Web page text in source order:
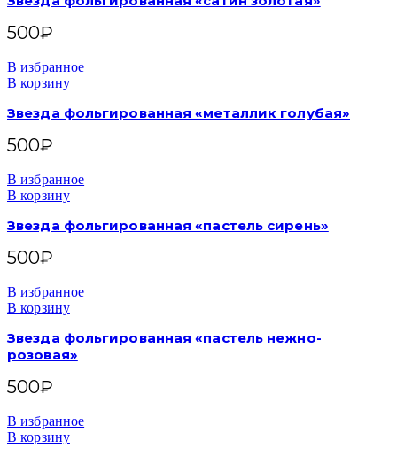
500₽
В избранное
В корзину
Звезда фольгированная «металлик голубая»
500₽
В избранное
В корзину
Звезда фольгированная «пастель сирень»
500₽
В избранное
В корзину
Звезда фольгированная «пастель нежно-
розовая»
500₽
В избранное
В корзину